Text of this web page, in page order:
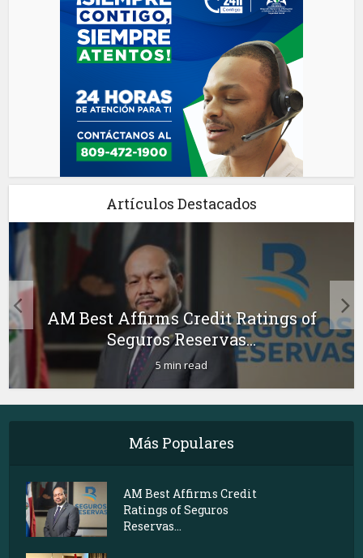
Artículos Destacados
AM Best Affirms Credit Ratings of
Seguros Reservas...
5 min read
Más Populares
AM Best Affirms Credit
Ratings of Seguros
Reservas...